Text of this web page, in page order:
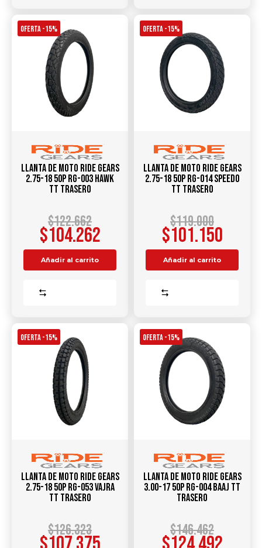
OFERTA -15%
Llanta de Moto RIDE GEARS
2.75-18 50P RG-003 HAWK
TT TRASERO
$122.662
$104.262
Añadir al carrito
OFERTA -15%
Llanta de Moto RIDE GEARS
2.75-18 50P RG-014 SPEEDO
TT TRASERO
$119.000
$101.150
Añadir al carrito
OFERTA -15%
Llanta de Moto RIDE GEARS
2.75-18 50P RG-053 VAJRA
TT TRASERO
$126.323
OFERTA -15%
Llanta de Moto RIDE GEARS
3.00-17 50P RG-004 BAAJ TT
TRASERO
$146.462